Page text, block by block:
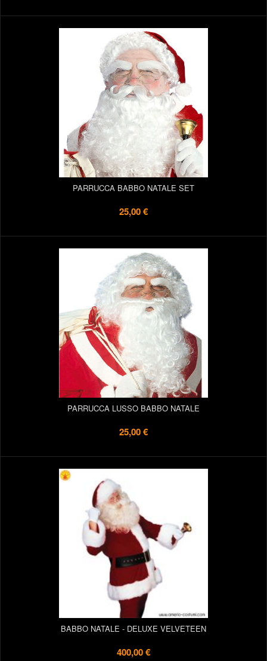
PARRUCCA BABBO NATALE SET
25,00 €
PARRUCCA LUSSO BABBO NATALE
25,00 €
BABBO NATALE - DELUXE VELVETEEN
400,00 €